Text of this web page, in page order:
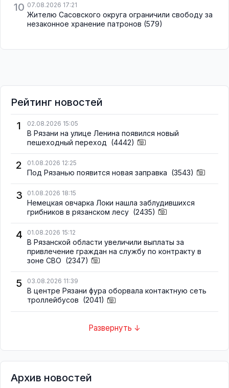
10 07.08.2026 17:21
Жителю Сасовского округа ограничили свободу за
незаконное хранение патронов (579)
Рейтинг новостей
1
02.08.2026 15:05
В Рязани на улице Ленина появился новый
пешеходный переход (4442)
2 01.08.2026 12:25
Под Рязанью появится новая заправка (3543)
3 01.08.2026 18:15
Немецкая овчарка Локи нашла заблудившихся
грибников в рязанском лесу (2435)
4 01.08.2026 15:12
В Рязанской области увеличили выплаты за
привлечение граждан на службу по контракту в
зоне СВО (2347)
5 03.08.2026 11:39
В центре Рязани фура оборвала контактную сеть
троллейбусов (2041)
Развернуть ↓
Архив новостей